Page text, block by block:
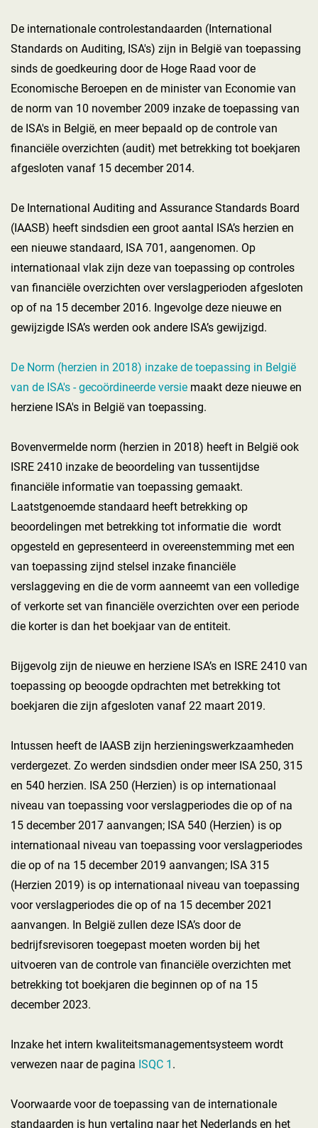
De internationale controlestandaarden (International
Standards on Auditing, ISA's) zijn in België van toepassing
sinds de goedkeuring door de Hoge Raad voor de
Economische Beroepen en de minister van Economie van
de norm van 10 november 2009 inzake de toepassing van
de ISA's in België, en meer bepaald op de controle van
financiële overzichten (audit) met betrekking tot boekjaren
afgesloten vanaf 15 december 2014.
De International Auditing and Assurance Standards Board
(IAASB) heeft sindsdien een groot aantal ISA’s herzien en
een nieuwe standaard, ISA 701, aangenomen. Op
internationaal vlak zijn deze van toepassing op controles
van financiële overzichten over verslagperioden afgesloten
op of na 15 december 2016. Ingevolge deze nieuwe en
gewijzigde ISA’s werden ook andere ISA’s gewijzigd.
De Norm (herzien in 2018) inzake de toepassing in België
van de ISA's - gecoördineerde versie maakt deze nieuwe en
herziene ISA's in België van toepassing.
Bovenvermelde norm (herzien in 2018) heeft in België ook
ISRE 2410 inzake de beoordeling van tussentijdse
financiële informatie van toepassing gemaakt.
Laatstgenoemde standaard heeft betrekking op
beoordelingen met betrekking tot informatie die wordt
opgesteld en gepresenteerd in overeenstemming met een
van toepassing zijnd stelsel inzake financiële
verslaggeving en die de vorm aanneemt van een volledige
of verkorte set van financiële overzichten over een periode
die korter is dan het boekjaar van de entiteit.
Bijgevolg zijn de nieuwe en herziene ISA’s en ISRE 2410 van
toepassing op beoogde opdrachten met betrekking tot
boekjaren die zijn afgesloten vanaf 22 maart 2019.
Intussen heeft de IAASB zijn herzieningswerkzaamheden
verdergezet. Zo werden sindsdien onder meer ISA 250, 315
en 540 herzien. ISA 250 (Herzien) is op internationaal
niveau van toepassing voor verslagperiodes die op of na
15 december 2017 aanvangen; ISA 540 (Herzien) is op
internationaal niveau van toepassing voor verslagperiodes
die op of na 15 december 2019 aanvangen; ISA 315
(Herzien 2019) is op internationaal niveau van toepassing
voor verslagperiodes die op of na 15 december 2021
aanvangen. In België zullen deze ISA’s door de
bedrijfsrevisoren toegepast moeten worden bij het
uitvoeren van de controle van financiële overzichten met
betrekking tot boekjaren die beginnen op of na 15
december 2023.
Inzake het intern kwaliteitsmanagementsysteem wordt
verwezen naar de pagina ISQC 1 .
Voorwaarde voor de toepassing van de internationale
standaarden is hun vertaling naar het Nederlands en het